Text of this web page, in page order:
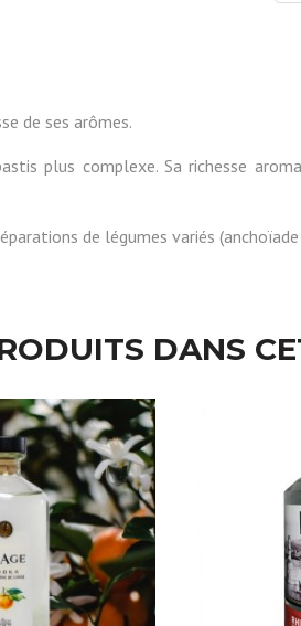
de ses arômes.
plus complexe. Sa richesse
de légumes variés
DANS